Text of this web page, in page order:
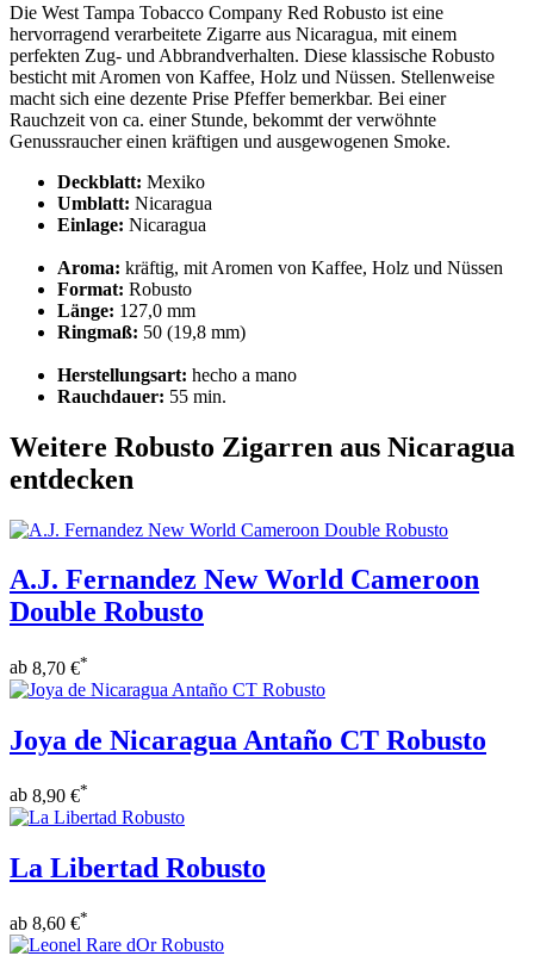
Die West Tampa Tobacco Company Red Robusto ist eine
hervorragend verarbeitete Zigarre aus Nicaragua, mit einem
perfekten Zug- und Abbrandverhalten. Diese klassische Robusto
besticht mit Aromen von Kaffee, Holz und Nüssen. Stellenweise
macht sich eine dezente Prise Pfeffer bemerkbar. Bei einer
Rauchzeit von ca. einer Stunde, bekommt der verwöhnte
Genussraucher einen kräftigen und ausgewogenen Smoke.
Deckblatt: Mexiko
Umblatt: Nicaragua
Einlage: Nicaragua
Aroma: kräftig, mit Aromen von Kaffee, Holz und Nüssen
Format: Robusto
Länge: 127,0 mm
Ringmaß: 50 (19,8 mm)
Herstellungsart: hecho a mano
Rauchdauer: 55 min.
Weitere Robusto Zigarren aus Nicaragua
entdecken
A.J. Fernandez New World Cameroon
Double Robusto
ab 8,70 €*
Joya de Nicaragua Antaño CT Robusto
ab 8,90 €*
La Libertad Robusto
ab 8,60 €*